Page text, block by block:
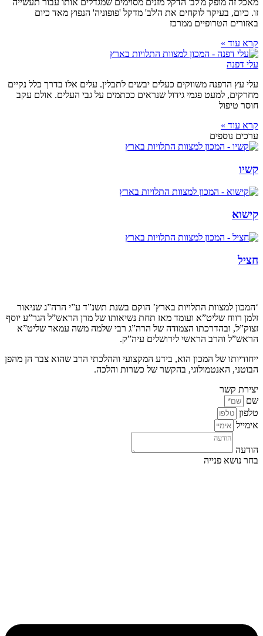
מאכל זה מופק מ'לב' הדקל מזנים מסוימים שמגדלים אותו עבור תעשייה
זו. כיום, בעיקר לוקחים את ה'לב' מדקל 'פופוניה' הנפוץ מאד כיום
באזורים הטרופיים ממרכז
קרא עוד »
עלי דפנה
עלי עץ הדפנה משווקים כעלים יבשים לתבלין. עלים אלו בדרך כלל נקיים
מחרקים, למעט פגמי גידול שנראים ככתמים על גבי העלים. אולם עקב
חוסר טיפול
קרא עוד »
ערכים נוספים
קשיו
קישוא
חציל
‘המכון למצוות התלויות בארץ’ הוקם בשנת תשנ”ד ע”י הרה”ג שניאור
זלמן רווח שליט”א ועומד מאז תחת נשיאותו של מרן הראש”ל הגר”ע יוסף
זצוק”ל, ובהדרכתו הצמודה של הרה”ג רבי שלמה משה עמאר שליט”א
הראש”ל והרב הראשי לירושלים עיה”ק.
ייחודיותו של המכון הוא, בידע המקצועי וההלכתי הרב שהוא צבר הן מהפן
הבוטני, האנטמולוגי, בהקשר של כשרות והלכה.
יצירת קשר
שם
טלפון
אימייל
הודעה
בחר נושא פנייה